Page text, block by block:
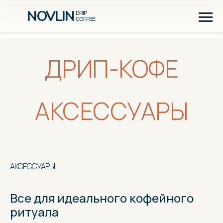
DRIP
COFFEE
NOVLIN
ДРИП-КОФЕ
АКСЕССУАРЫ
АКСЕССУАРЫ
Все для идеального кофейного
ритуала